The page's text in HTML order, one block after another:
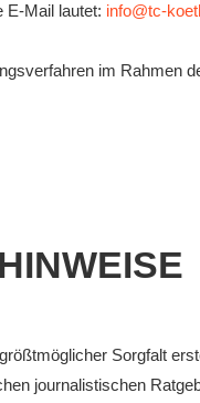
E-Mail lautet: info@tc-
im Rahmen
Sorgfalt
journalistischen